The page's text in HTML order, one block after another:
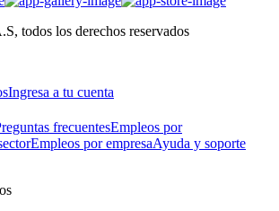
todos los derechos reservados
Ingresa a tu cuenta
frecuentesEmpleos por
Empleos por empresaAyuda y soporte